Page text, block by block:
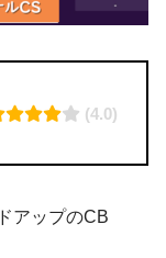
(4.0)
アップのCB